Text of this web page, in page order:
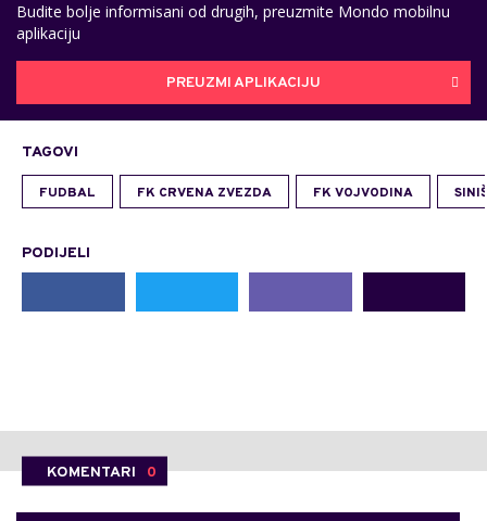
Budite bolje informisani od drugih, preuzmite Mondo mobilnu
aplikaciju
PREUZMI APLIKACIJU
TAGOVI
FUDBAL FK CRVENA ZVEZDA FK VOJVODINA
PODIJELI
KOMENTARI 0